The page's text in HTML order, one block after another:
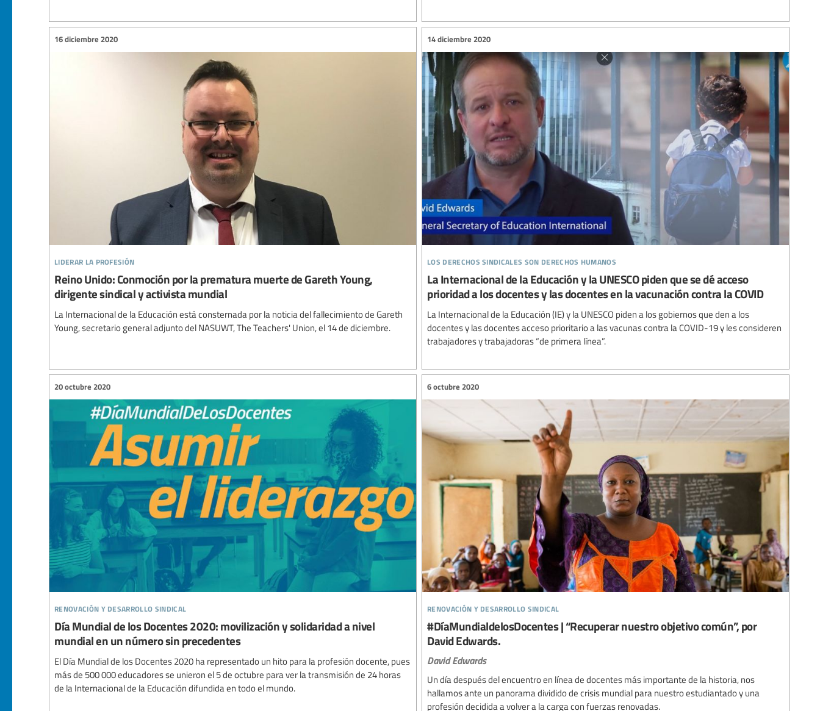
liderar la profesión
16 diciembre 2020
Reino Unido: Conmoción por la prematura muerte de Gareth Young,
dirigente sindical y activista mundial
La Internacional de la Educación está consternada por la noticia del fallecimiento de Gareth
Young, secretario general adjunto del NASUWT, The Teachers' Union, el 14 de diciembre.
los derechos sindicales son derechos humanos
14 diciembre 2020
La Internacional de la Educación y la UNESCO piden que se dé acceso
prioridad a los docentes y las docentes en la vacunación contra la COVID
La Internacional de la Educación (IE) y la UNESCO piden a los gobiernos que den a los
docentes y las docentes acceso prioritario a las vacunas contra la COVID-19 y les consideren
trabajadores y trabajadoras “de primera línea”.
renovación y desarrollo sindical
20 octubre 2020
Día Mundial de los Docentes 2020: movilización y solidaridad a nivel
mundial en un número sin precedentes
El Día Mundial de los Docentes 2020 ha representado un hito para la profesión docente, pues
más de 500 000 educadores se unieron el 5 de octubre para ver la transmisión de 24 horas
de la Internacional de la Educación difundida en todo el mundo.
renovación y desarrollo sindical
6 octubre 2020
#DíaMundialdelosDocentes | “Recuperar nuestro objetivo común”, por
David Edwards.
David Edwards
Un día después del encuentro en línea de docentes más importante de la historia, nos
hallamos ante un panorama dividido de crisis mundial para nuestro estudiantado y una
profesión decidida a volver a la carga con fuerzas renovadas.